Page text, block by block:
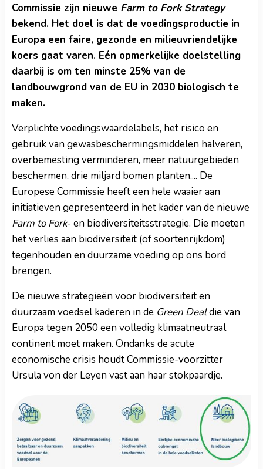
Commissie zijn nieuwe Farm to Fork Strategy
bekend. Het doel is dat de voedingsproductie in
Europa een faire, gezonde en milieuvriendelijke
koers gaat varen. Eén opmerkelijke doelstelling
daarbij is om ten minste 25% van de
landbouwgrond van de EU in 2030 biologisch te
maken.
Verplichte voedingswaardelabels, het risico en
gebruik van gewasbeschermingsmiddelen halveren,
overbemesting verminderen, meer natuurgebieden
beschermen, drie miljard bomen planten,... De
Europese Commissie heeft een hele waaier aan
initiatieven gepresenteerd in het kader van de nieuwe
Farm to Fork- en biodiversiteitsstrategie. Die moeten
het verlies aan biodiversiteit (of soortenrijkdom)
tegenhouden en duurzame voeding op ons bord
brengen.
De nieuwe strategieën voor biodiversiteit en
duurzaam voedsel kaderen in de Green Dealdie van
Europa tegen 2050 een volledig klimaatneutraal
continent moet maken. Ondanks de acute
economische crisis houdt Commissie-voorzitter
Ursula von der Leyen vast aan haar stokpaardje.